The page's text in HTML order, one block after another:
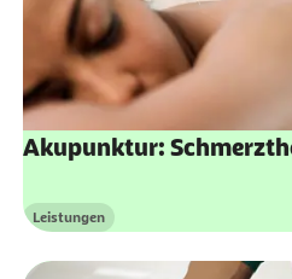
Akupunktur:
Kategorie
Leistungen